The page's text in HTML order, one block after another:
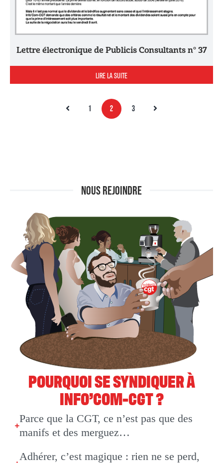
Lettre électronique de Publicis Consultants n° 37
LIRE LA SUITE
1 2 3
NOUS REJOINDRE
POURQUOI SE SYNDIQUER À
INFO’COM-CGT ?
Parce que la CGT, ce n’est pas que des
manifs et des merguez…
Adhérer, c’est magique : rien ne se perd,